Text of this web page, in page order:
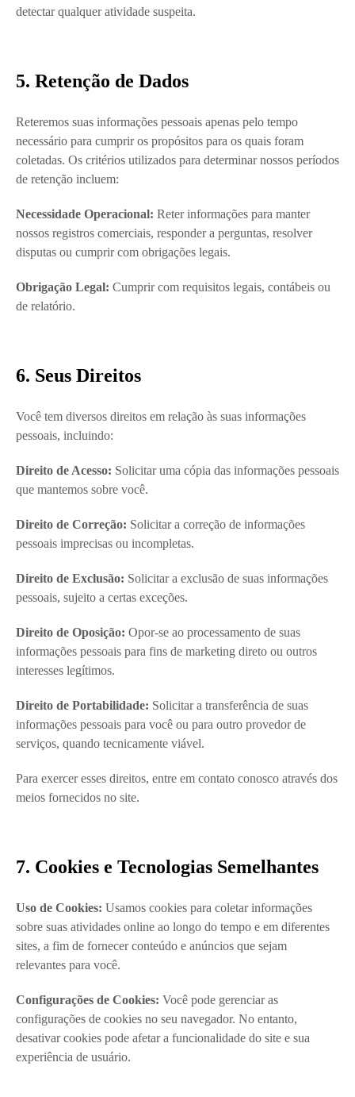
detectar qualquer atividade suspeita.
5. Retenção de Dados
Reteremos suas informações pessoais apenas pelo tempo
necessário para cumprir os propósitos para os quais foram
coletadas. Os critérios utilizados para determinar nossos períodos
de retenção incluem:
Necessidade Operacional: Reter informações para manter
nossos registros comerciais, responder a perguntas, resolver
disputas ou cumprir com obrigações legais.
Obrigação Legal: Cumprir com requisitos legais, contábeis ou
de relatório.
6. Seus Direitos
Você tem diversos direitos em relação às suas informações
pessoais, incluindo:
Direito de Acesso: Solicitar uma cópia das informações pessoais
que mantemos sobre você.
Direito de Correção: Solicitar a correção de informações
pessoais imprecisas ou incompletas.
Direito de Exclusão: Solicitar a exclusão de suas informações
pessoais, sujeito a certas exceções.
Direito de Oposição: Opor-se ao processamento de suas
informações pessoais para fins de marketing direto ou outros
interesses legítimos.
Direito de Portabilidade: Solicitar a transferência de suas
informações pessoais para você ou para outro provedor de
serviços, quando tecnicamente viável.
Para exercer esses direitos, entre em contato conosco através dos
meios fornecidos no site.
7. Cookies e Tecnologias Semelhantes
Uso de Cookies: Usamos cookies para coletar informações
sobre suas atividades online ao longo do tempo e em diferentes
sites, a fim de fornecer conteúdo e anúncios que sejam
relevantes para você.
Configurações de Cookies: Você pode gerenciar as
configurações de cookies no seu navegador. No entanto,
desativar cookies pode afetar a funcionalidade do site e sua
experiência de usuário.